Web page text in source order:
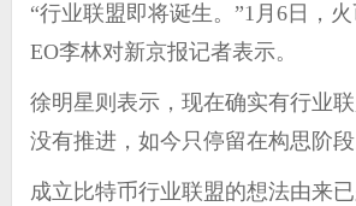
“行业联盟即将诞生。”1月6日，
EO李林对新京报记者表示。
徐明星则表示，现在确实有行业
没有推进，如今只停留在构思阶段
成立比特币行业联盟的想法由来